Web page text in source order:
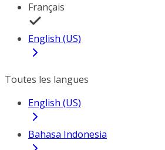
Français
English (US)
Toutes les langues
English (US)
Bahasa Indonesia